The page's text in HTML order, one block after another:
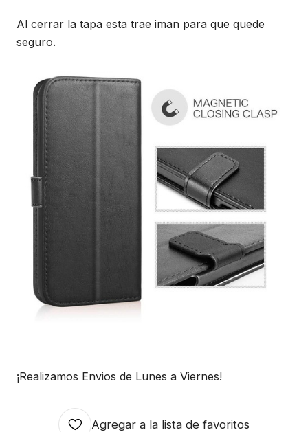
Al cerrar la tapa esta trae iman para que quede
seguro.
¡Realizamos Envios de Lunes a Viernes!
Agregar a la lista de favoritos